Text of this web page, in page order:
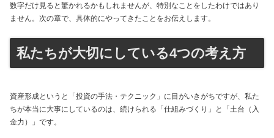
数字だけ見ると驚かれるかもしれませんが、特別なことをしたわけではあり
ません。次の章で、具体的にやってきたことをお伝えします。
私たちが大切にしている4つの考え方
資産形成というと「投資の手法・テクニック」に目がいきがちですが、私た
ちが本当に大事にしているのは、続けられる「仕組みづくり」と「土台（入
金力）」です。